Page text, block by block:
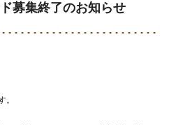
募集終了のお知らせ
。